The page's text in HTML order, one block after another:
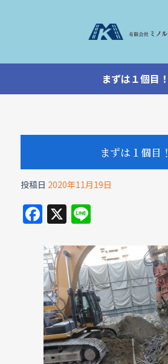
まずは１個目！
まずは１個目！
投稿日 2020年11月19日
F
a
c
e
b
o
o
k
X Li
e